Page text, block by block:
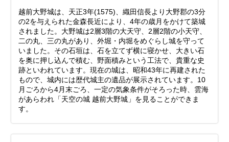
越前大野城は、天正3年(1575)、織田信長より大野郡の3分
の2を与えられた金森長近により、4年の歳月をかけて築城
されました。大野城は2層3階の大天守、2層2階の小天守、
二の丸、三の丸があり、外堀・内堀をめぐらし城を守って
いました。その石垣は、石を立てず横に寝かせ、大きい石
を奥に押し込んで積む、野面積みという工法で、貴重な史
跡といわれています。現在の城は、昭和43年に再建された
もので、城内には歴代城主の遺品が展示されています。10
月ごろから4月末ごろ、一定の気象条件がそろった時、雲海
があらわれ「天空の城 越前大野城」を見ることができま
す。